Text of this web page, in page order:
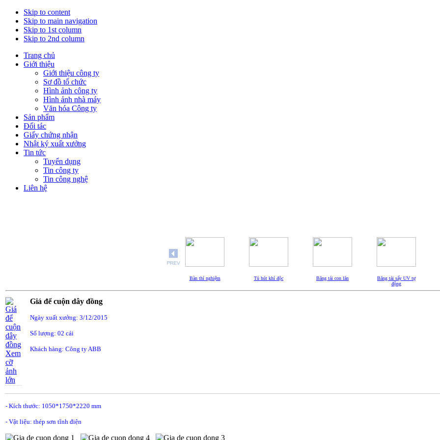
Skip to content
Skip to main navigation
Skip to 1st column
Skip to 2nd column
Trang chủ
Giới thiệu
Giới thiệu công ty
Sơ đồ tổ chức
Hình ảnh công ty
Hình ảnh nhà máy
Văn hóa Công ty
Sản phẩm
Đối tác
Giấy chứng nhận
Nhật ký xuất xưởng
Tin tức
Tuyển dụng
Tin công ty
Tin công nghệ
Liên hệ
Bàn thí nghiệm Tủ hút khí độc Băng tải con lăn
Băng tải sấy UV tự
động
Xem
cỡ
ảnh
lớn
Giá để cuộn dây đồng
Ngày xuất xưởng: 3/12/2015
Số lượng: 02 cái
Khách hàng: Công ty ABB
- Kích thước: 1050*1750*2220 mm
- Vật liệu: thép sơn tĩnh điện